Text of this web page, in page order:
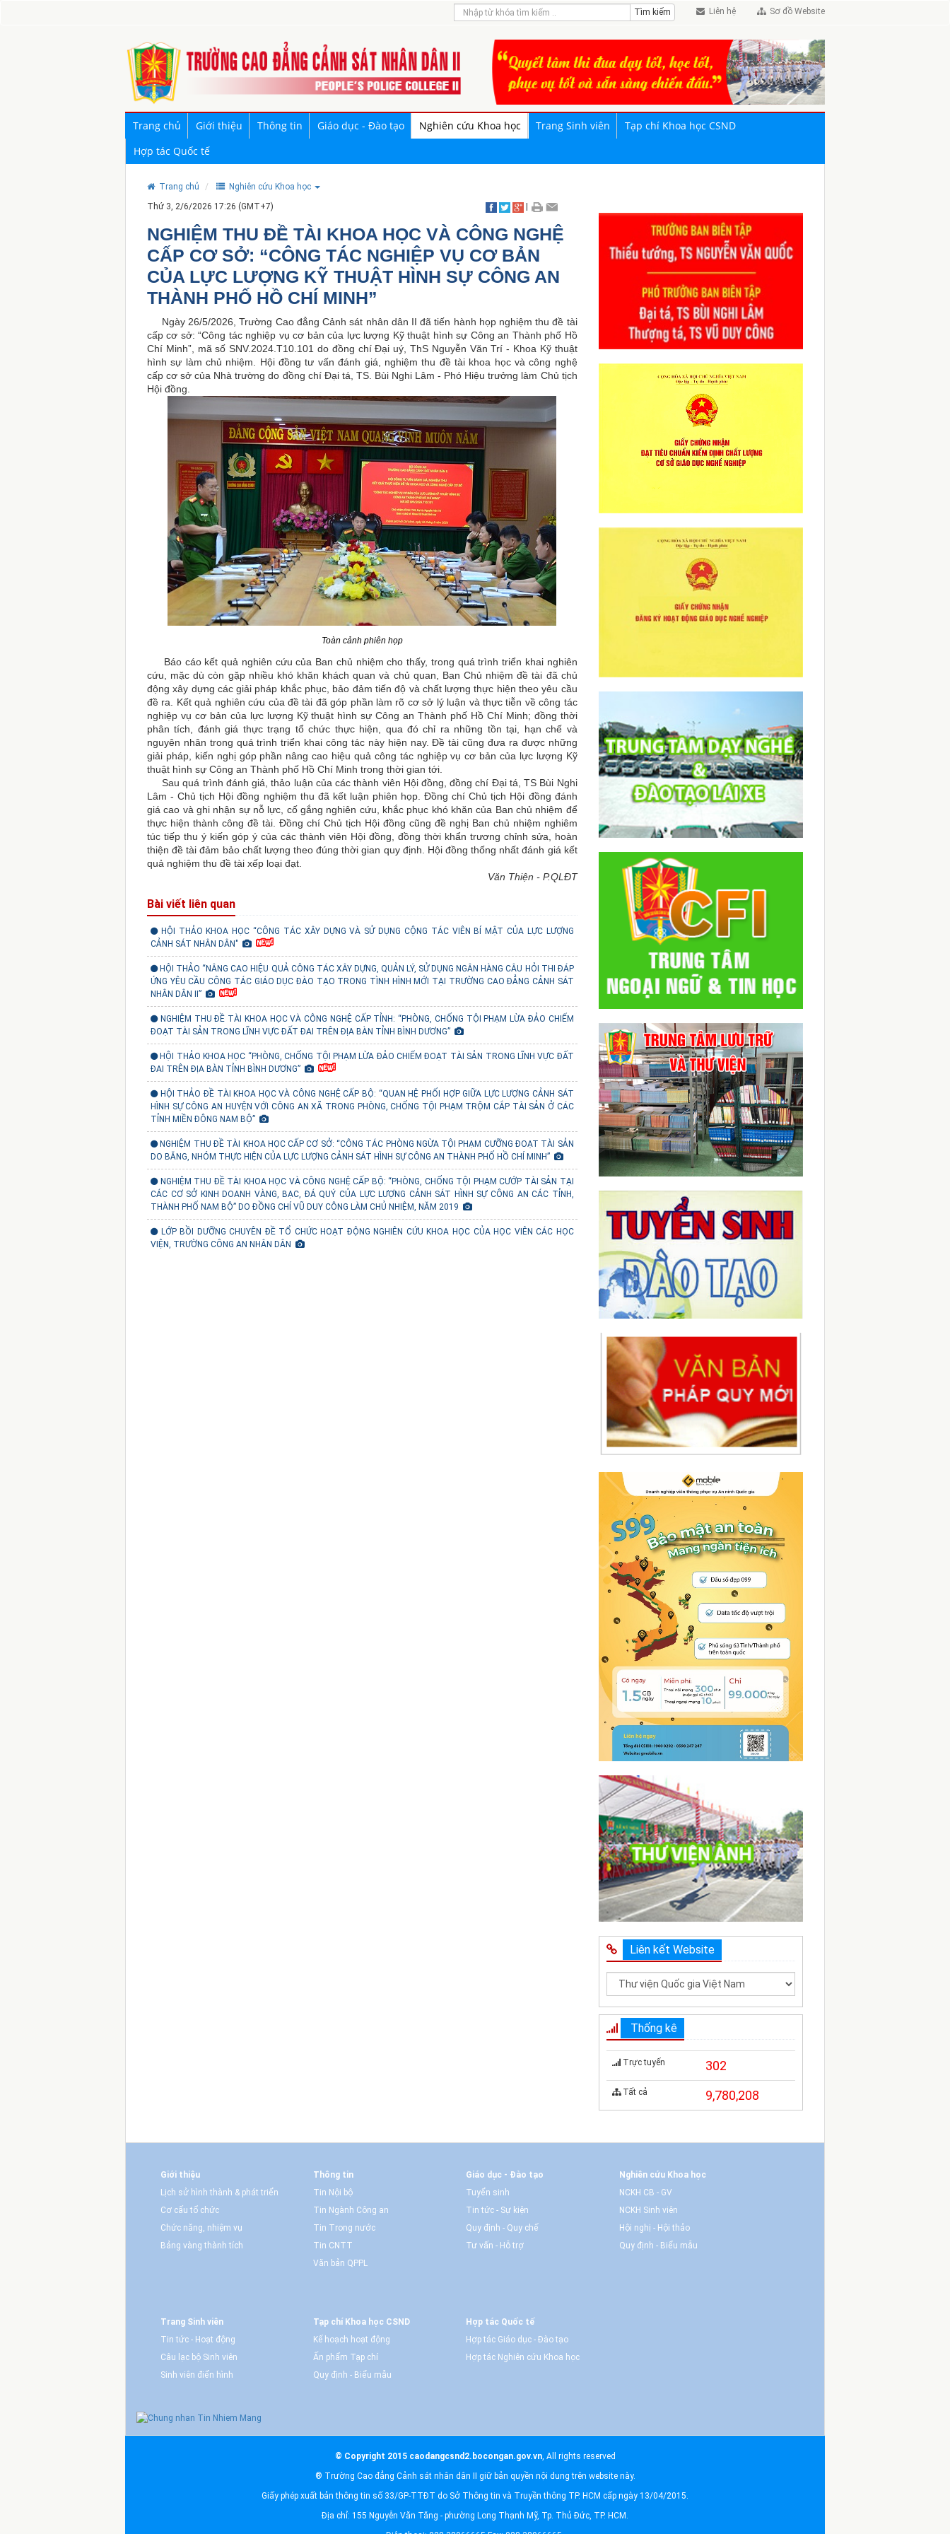
Liên hệ Sơ đồ Website
Trang chủ Giới thiệu Thông tin Giáo dục - Đào tạo Nghiên cứu Khoa học Trang Sinh viên
Tạp chí Khoa học CSND
Hợp tác Quốc tế
Trang chủ
Nghiên cứu Khoa học
Thứ 3, 2/6/2026 17:26 (GMT+7)
NGHIỆM THU ĐỀ TÀI KHOA HỌC VÀ CÔNG NGHỆ
CẤP CƠ SỞ: “CÔNG TÁC NGHIỆP VỤ CƠ BẢN
CỦA LỰC LƯỢNG KỸ THUẬT HÌNH SỰ CÔNG AN
THÀNH PHỐ HỒ CHÍ MINH”
Ngày 26/5/2026, Trường Cao đẳng Cảnh sát nhân dân II đã tiến hành họp nghiệm thu đề tài
cấp cơ sở: “Công tác nghiệp vụ cơ bản của lực lượng Kỹ thuật hình sự Công an Thành phố Hồ
Chí Minh”, mã số SNV.2024.T10.101 do đồng chí Đại uý, ThS Nguyễn Văn Trí - Khoa Kỹ thuật
hình sự làm chủ nhiệm. Hội đồng tư vấn đánh giá, nghiệm thu đề tài khoa học và công nghệ
cấp cơ sở của Nhà trường do đồng chí Đại tá, TS. Bùi Nghi Lâm - Phó Hiệu trưởng làm Chủ tịch
Hội đồng.
Toàn cảnh phiên họp
Báo cáo kết quả nghiên cứu của Ban chủ nhiệm cho thấy, trong quá trình triển khai nghiên
cứu, mặc dù còn gặp nhiều khó khăn khách quan và chủ quan, Ban Chủ nhiệm đề tài đã chủ
động xây dựng các giải pháp khắc phục, bảo đảm tiến độ và chất lượng thực hiện theo yêu cầu
đề ra. Kết quả nghiên cứu của đề tài đã góp phần làm rõ cơ sở lý luận và thực tiễn về công tác
nghiệp vụ cơ bản của lực lượng Kỹ thuật hình sự Công an Thành phố Hồ Chí Minh; đồng thời
phân tích, đánh giá thực trạng tổ chức thực hiện, qua đó chỉ ra những tồn tại, hạn chế và
nguyên nhân trong quá trình triển khai công tác này hiện nay. Đề tài cũng đưa ra được những
giải pháp, kiến nghị góp phần nâng cao hiệu quả công tác nghiệp vụ cơ bản của lực lượng Kỹ
thuật hình sự Công an Thành phố Hồ Chí Minh trong thời gian tới.
Sau quá trình đánh giá, thảo luận của các thành viên Hội đồng, đồng chí Đại tá, TS Bùi Nghi
Lâm - Chủ tịch Hội đồng nghiệm thu đã kết luận phiên họp. Đồng chí Chủ tịch Hội đồng đánh
giá cao và ghi nhận sự nỗ lực, cố gắng nghiên cứu, khắc phục khó khăn của Ban chủ nhiệm để
thực hiện thành công đề tài. Đồng chí Chủ tịch Hội đồng cũng đề nghị Ban chủ nhiệm nghiêm
túc tiếp thu ý kiến góp ý của các thành viên Hội đồng, đồng thời khẩn trương chỉnh sửa, hoàn
thiện đề tài đảm bảo chất lượng theo đúng thời gian quy định. Hội đồng thống nhất đánh giá kết
quả nghiệm thu đề tài xếp loại đạt.
Văn Thiện - P.QLĐT
Bài viết liên quan
HỘI THẢO KHOA HỌC “CÔNG TÁC XÂY DỰNG VÀ SỬ DỤNG CỘNG TÁC VIÊN BÍ MẬT CỦA LỰC LƯỢNG
CẢNH SÁT NHÂN DÂN"
HỘI THẢO “NÂNG CAO HIỆU QUẢ CÔNG TÁC XÂY DỰNG, QUẢN LÝ, SỬ DỤNG NGÂN HÀNG CÂU HỎI THI ĐÁP
ỨNG YÊU CẦU CÔNG TÁC GIÁO DỤC ĐÀO TẠO TRONG TÌNH HÌNH MỚI TẠI TRƯỜNG CAO ĐẲNG CẢNH SÁT
NHÂN DÂN II”
NGHIỆM THU ĐỀ TÀI KHOA HỌC VÀ CÔNG NGHỆ CẤP TỈNH: “PHÒNG, CHỐNG TỘI PHẠM LỪA ĐẢO CHIẾM
ĐOẠT TÀI SẢN TRONG LĨNH VỰC ĐẤT ĐAI TRÊN ĐỊA BÀN TỈNH BÌNH DƯƠNG”
HỘI THẢO KHOA HỌC “PHÒNG, CHỐNG TỘI PHẠM LỪA ĐẢO CHIẾM ĐOẠT TÀI SẢN TRONG LĨNH VỰC ĐẤT
ĐAI TRÊN ĐỊA BÀN TỈNH BÌNH DƯƠNG”
HỘI THẢO ĐỀ TÀI KHOA HỌC VÀ CÔNG NGHỆ CẤP BỘ: “QUAN HỆ PHỐI HỢP GIỮA LỰC LƯỢNG CẢNH SÁT
HÌNH SỰ CÔNG AN HUYỆN VỚI CÔNG AN XÃ TRONG PHÒNG, CHỐNG TỘI PHẠM TRỘM CẮP TÀI SẢN Ở CÁC
TỈNH MIỀN ĐÔNG NAM BỘ”
NGHIỆM THU ĐỀ TÀI KHOA HỌC CẤP CƠ SỞ: “CÔNG TÁC PHÒNG NGỪA TỘI PHẠM CƯỠNG ĐOẠT TÀI SẢN
DO BĂNG, NHÓM THỰC HIỆN CỦA LỰC LƯỢNG CẢNH SÁT HÌNH SỰ CÔNG AN THÀNH PHỐ HỒ CHÍ MINH”
NGHIỆM THU ĐỀ TÀI KHOA HỌC VÀ CÔNG NGHỆ CẤP BỘ: “PHÒNG, CHỐNG TỘI PHẠM CƯỚP TÀI SẢN TẠI
CÁC CƠ SỞ KINH DOANH VÀNG, BẠC, ĐÁ QUÝ CỦA LỰC LƯỢNG CẢNH SÁT HÌNH SỰ CÔNG AN CÁC TỈNH,
THÀNH PHỐ NAM BỘ” DO ĐỒNG CHÍ VŨ DUY CÔNG LÀM CHỦ NHIỆM, NĂM 2019
LỚP BỒI DƯỠNG CHUYÊN ĐỀ TỔ CHỨC HOẠT ĐỘNG NGHIÊN CỨU KHOA HỌC CỦA HỌC VIÊN CÁC HỌC
VIỆN, TRƯỜNG CÔNG AN NHÂN DÂN
Liên kết Website
Thống kê
Trực tuyến 302
Tất cả 9,780,208
Giới thiệu
Lịch sử hình thành & phát triển
Cơ cấu tổ chức
Chức năng, nhiệm vụ
Bảng vàng thành tích
Thông tin
Tin Nội bộ
Tin Ngành Công an
Tin Trong nước
Tin CNTT
Văn bản QPPL
Giáo dục - Đào tạo
Tuyển sinh
Tin tức - Sự kiện
Quy định - Quy chế
Tư vấn - Hỗ trợ
Nghiên cứu Khoa học
NCKH CB - GV
NCKH Sinh viên
Hội nghị - Hội thảo
Quy định - Biểu mẫu
Trang Sinh viên
Tin tức - Hoạt động
Câu lạc bộ Sinh viên
Sinh viên điển hình
Tạp chí Khoa học CSND
Kế hoạch hoạt động
Ấn phẩm Tạp chí
Quy định - Biểu mẫu
Hợp tác Quốc tế
Hợp tác Giáo dục - Đào tạo
Hợp tác Nghiên cứu Khoa học
© Copyright 2015 caodangcsnd2.bocongan.gov.vn, All rights reserved
® Trường Cao đẳng Cảnh sát nhân dân II giữ bản quyền nội dung trên website này.
Giấy phép xuất bản thông tin số 33/GP-TTĐT do Sở Thông tin và Truyền thông TP. HCM cấp ngày 13/04/2015.
Địa chỉ: 155 Nguyễn Văn Tăng - phường Long Thạnh Mỹ, Tp. Thủ Đức, TP. HCM.